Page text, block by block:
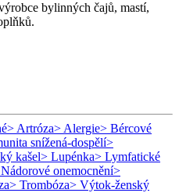
bylinných čajů, mastí,
> Artróza> Alergie> Bércové
snížená-dospělí>
kašel> Lupénka> Lymfatické
onemocnění>
> Trombóza> Výtok-ženský